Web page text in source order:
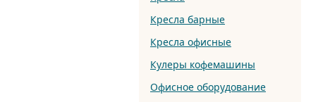
Кресла барные
Кресла офисные
Кулеры кофемашины
Офисное оборудование